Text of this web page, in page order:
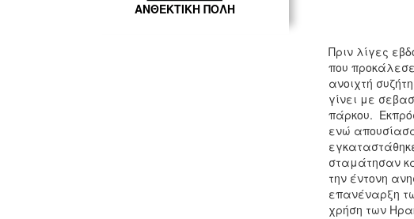
ΑΝΘΕΚΤΙΚΗ ΠΟΛΗ
Πριν λίγες
που
ανοιχτή
γίνει με
πάρκου.
ενώ
σταμάτησαν
την έντονη
επανέναρξη
χρήση των